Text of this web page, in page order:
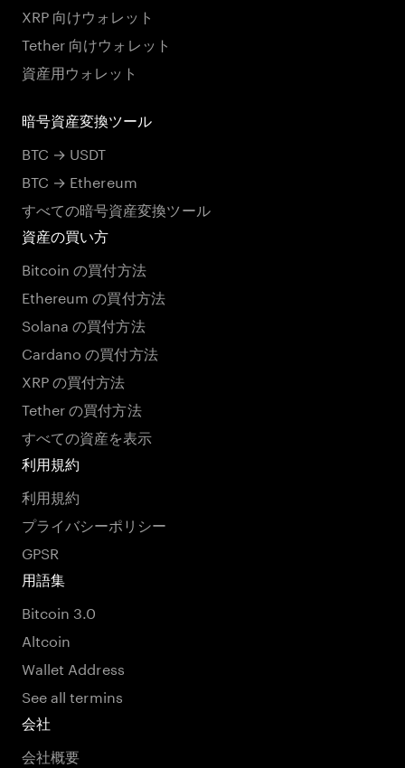
XRP 向けウォレット
Tether 向けウォレット
資産用ウォレット
暗号資産変換ツール
BTC → USDT
BTC → Ethereum
すべての暗号資産変換ツール
資産の買い方
Bitcoin の買付方法
Ethereum の買付方法
Solana の買付方法
Cardano の買付方法
XRP の買付方法
Tether の買付方法
すべての資産を表示
利用規約
利用規約
プライバシーポリシー
GPSR
用語集
Bitcoin 3.0
Altcoin
Wallet Address
See all termins
会社
会社概要